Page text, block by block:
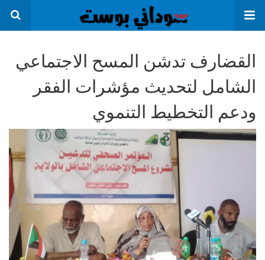
القضارف تدشن المسح الاجتماعي
الشامل لتحديث مؤشرات الفقر
ودعم التخطيط التنموي